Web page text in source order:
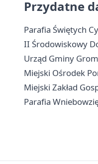
Przydatne
Parafia Świętych
II Środowiskowy
Urząd Gminy
Miejski Ośrodek
Miejski Zakład
Parafia